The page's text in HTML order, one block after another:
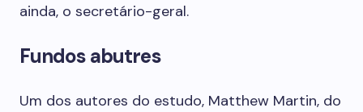
ainda, o secretário-geral.
Fundos abutres
Um dos autores do estudo, Matthew Martin, do